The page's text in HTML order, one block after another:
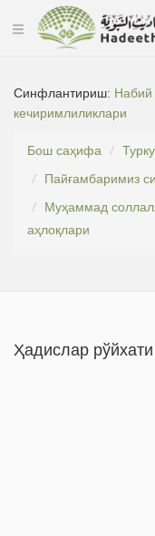
Синфлантириш:
кечиримлиликлари
Бош саҳифа
Пайғамбаримиз
Муҳаммад
аҳлоқлари
Ҳадислар рўйхати